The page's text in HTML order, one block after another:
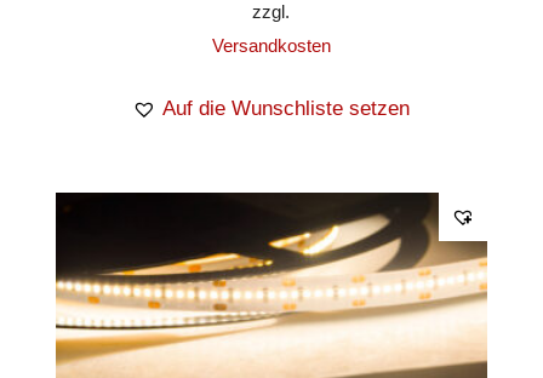
zzgl.
Versandkosten
Auf die Wunschliste setzen